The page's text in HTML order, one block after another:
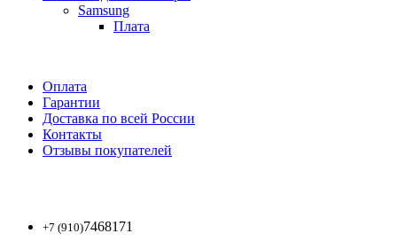
Samsung
Плата
Оплата
Гарантии
Доставка по всей России
Контакты
Отзывы покупателей
+7 (910)7468171